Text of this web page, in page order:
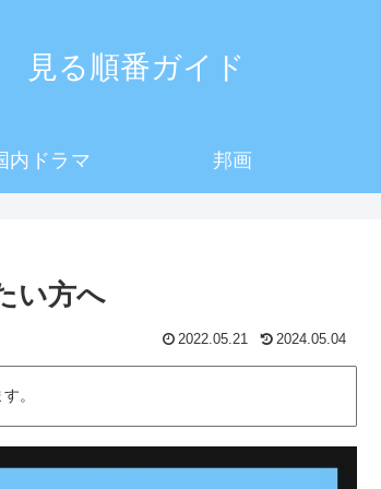
見る順番ガイド
内ドラマ 邦画
い方へ
2022.05.21 2024.05.04
。